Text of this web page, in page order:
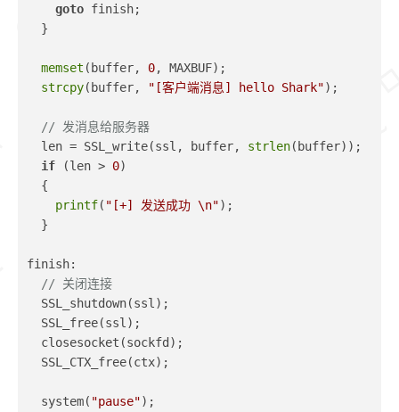
goto finish;
  }
memset (buffer, 0, MAXBUF);
strcpy(buffer, "[客户端消息] hello Shark");
// 发消息给服务器
  len = SSL_write(ssl, buffer,
strlen(buffer));
if (len > 0)
  {
printf( "[+] 发送成功 \n");
  }
finish:
// 关闭连接
  SSL_shutdown(ssl);
  SSL_free(ssl);
  closesocket(sockfd);
  SSL_CTX_free(ctx);
  system(
"pause");